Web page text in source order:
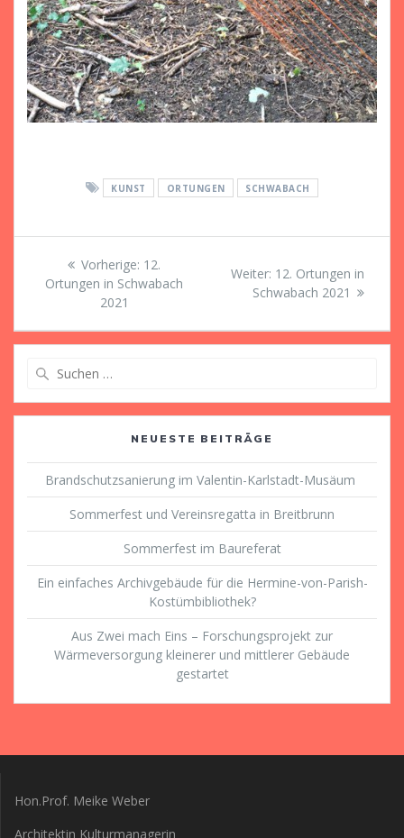
KUNST ORTUNGEN SCHWABACH
Beitragsnavigation
Vorherige: Vorheriger
Beitrag:
12.
Ortungen in Schwabach
2021
Weiter: Nächster
Beitrag:
12. Ortungen in
Schwabach 2021
NEUESTE BEITRÄGE
Brandschutzsanierung im Valentin-Karlstadt-Musäum
Sommerfest und Vereinsregatta in Breitbrunn
Sommerfest im Baureferat
Ein einfaches Archivgebäude für die Hermine-von-Parish-
Kostümbibliothek?
Aus Zwei mach Eins – Forschungsprojekt zur
Wärmeversorgung kleinerer und mittlerer Gebäude
gestartet
Hon.Prof. Meike Weber
Architektin Kulturmanagerin